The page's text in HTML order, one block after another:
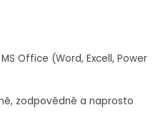
Office (Word, Excell, Power
zodpovědně a naprosto